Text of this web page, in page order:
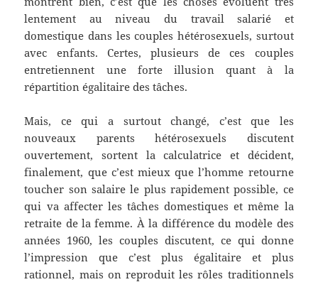
lentement au niveau du travail salarié et
domestique dans les couples hétérosexuels, surtout
avec enfants. Certes, plusieurs de ces couples
entretiennent une forte illusion quant à la
répartition égalitaire des tâches.
Mais, ce qui a surtout changé, c’est que les
nouveaux parents hétérosexuels discutent
ouvertement, sortent la calculatrice et décident,
finalement, que c’est mieux que l’homme retourne
toucher son salaire le plus rapidement possible, ce
qui va affecter les tâches domestiques et même la
retraite de la femme. À la différence du modèle des
années 1960, les couples discutent, ce qui donne
l’impression que c’est plus égalitaire et plus
rationnel, mais on reproduit les rôles traditionnels